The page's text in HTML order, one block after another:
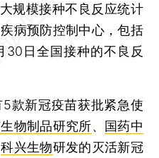
规模接种不良反应统计
病预防控制中心，包括
30日全国接种的不良反
新冠疫苗获批紧急使
物制品研究所、 国药中
科兴生物研发的灭活新冠